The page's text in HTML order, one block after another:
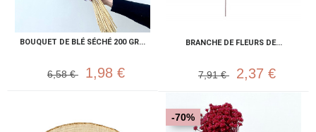
BOUQUET DE BLÉ SÉCHÉ 200 GR...
6,58 € 1,98 €
BRANCHE DE FLEURS DE...
7,91 € 2,37 €
-70%